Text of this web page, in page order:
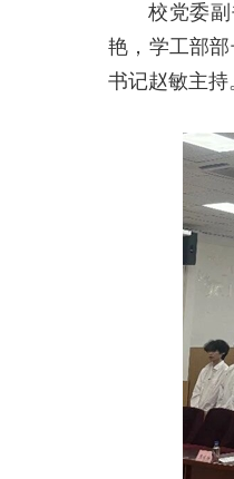
校党委
艳，学工部
书记赵敏主持